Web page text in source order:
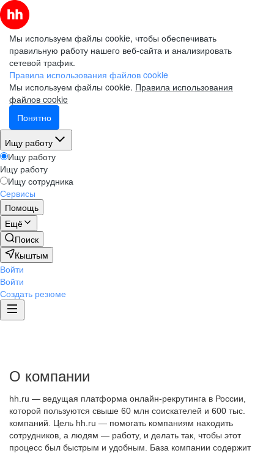
Мы используем файлы cookie, чтобы обеспечивать
правильную работу нашего веб-сайта и анализировать
сетевой трафик.
Правила использования файлов cookie
Мы используем файлы cookie. Правила использования
файлов cookie
Понятно
Ищу работу
Ищу работу
Ищу работу
Ищу сотрудника
Сервисы
Помощь
Ещё
Поиск
Кыштым
Войти
Войти
Создать резюме
О компании
hh.ru — ведущая платформа онлайн-рекрутинга в России,
которой пользуются свыше 60 млн соискателей и 600 тыс.
компаний. Цель hh.ru — помогать компаниям находить
сотрудников, а людям — работу, и делать так, чтобы этот
процесс был быстрым и удобным. База компании содержит